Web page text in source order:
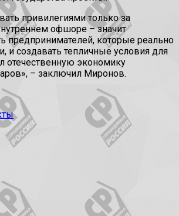
привилегиями только за
офшоре – значит
предпринимателей, которые реально
и создавать тепличные условия для
отечественную экономику
– заключил Миронов.